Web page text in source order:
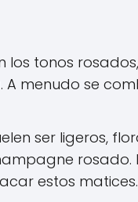
los tonos
menudo se
ser ligeros,
estos matices.